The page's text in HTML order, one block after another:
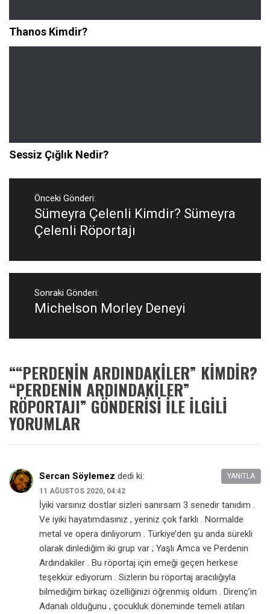
Thanos Kimdir?
Sessiz Çığlık Nedir?
Yazı
gezinmesi
Önceki Gönderi:
Önceki
Gönderi:
Sümeyra Çelenli Kimdir? Sümeyra
Çelenli Röportajı
Sonraki Gönderi:
Sonraki
Michelson Morley Deneyi
““PERDENIN ARDINDAKILER” KIMDIR?
“PERDENIN ARDINDAKILER”
RÖPORTAJI” GÖNDERISI ILE ILGILI
YORUMLAR
Sercan Söylemez dedi ki:
11 AĞUSTOS 2020, 04:42
İyiki varsınız dostlar sizleri sanırsam 3 senedir tanıdım .
Ve iyiki hayatımdasınız , yeriniz çok farklı . Normalde
metal ve opera dinliyorum . Türkiye’den şu anda sürekli
olarak dinlediğim iki grup var ; Yaşlı Amca ve Perdenin
Ardındakiler . Bu röportaj için emeği geçen herkese
teşekkür ediyorum . Sizlerin bu röportaj aracılığıyla
bilmediğim birkaç özelliğinizi öğrenmiş oldum . Direnç’in
Adanalı olduğunu , çocukluk döneminde temeli atılan
YANITLA